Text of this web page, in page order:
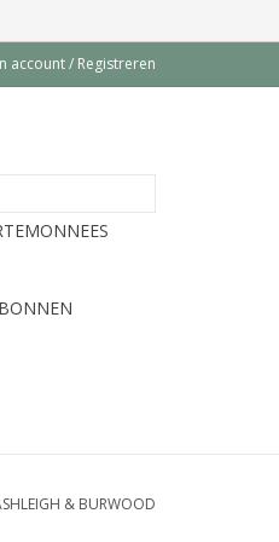
account / Registreren
& BURWOOD